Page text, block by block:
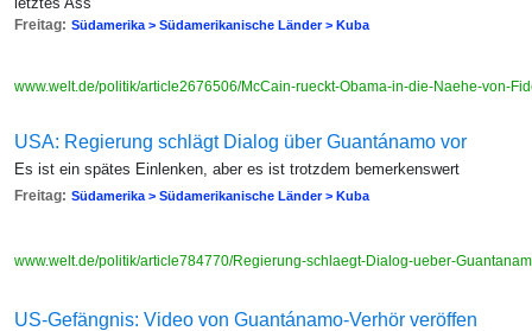
Freitag: Südamerika > Südamerikanische Länder > Kuba
www.welt.de/politik/article2676506/McCain-rueckt-Obama-in-die-Naehe-von-
USA: Regierung schlägt Dialog über Guantánamo vor
Es ist ein spätes Einlenken, aber es ist trotzdem bemerkenswert
Freitag: Südamerika > Südamerikanische Länder > Kuba
www.welt.de/politik/article784770/Regierung-schlaegt-Dialog-ueber-
US-Gefängnis: Video von Guantánamo-Verhör veröffen